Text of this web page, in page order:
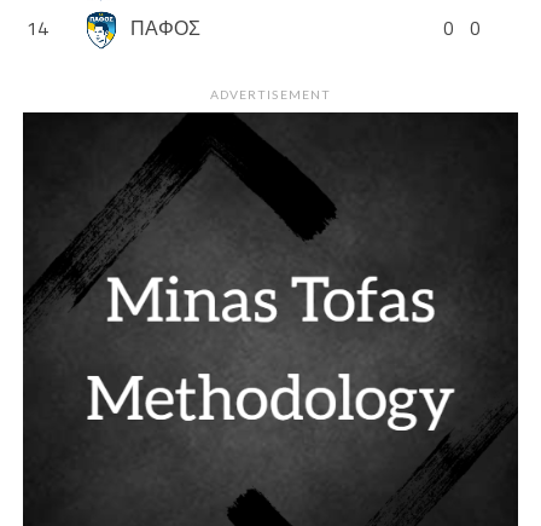
14
ΠΑΦΟΣ 0 0
ADVERTISEMENT